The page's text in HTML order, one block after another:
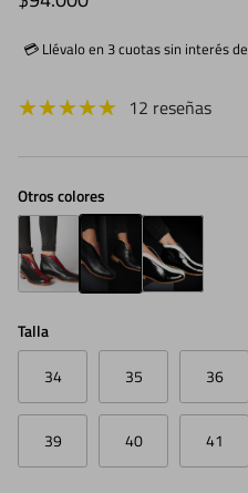
💳 Llévalo en 3 cuotas sin interés de
12 reseñas
Otros colores
Talla
34
35 36
39 40 41